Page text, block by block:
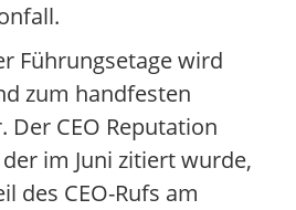
Führungsetage wird
zum handfesten
CEO Reputation
im Juni zitiert wurde,
des CEO-Rufs am